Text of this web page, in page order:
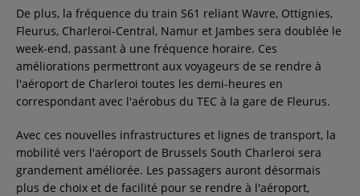
De plus, la fréquence du train S61 reliant Wavre, Ottignies,
Fleurus, Charleroi-Central, Namur et Jambes sera doublée le
week-end, passant à une fréquence horaire. Ces
améliorations permettront aux voyageurs de se rendre à
l'aéroport de Charleroi toutes les demi-heures en
correspondant avec l'aérobus du TEC à la gare de Fleurus.
Avec ces nouvelles infrastructures et lignes de transport, la
mobilité vers l'aéroport de Brussels South Charleroi sera
grandement améliorée. Les passagers auront désormais
plus de choix et de facilité pour se rendre à l'aéroport,